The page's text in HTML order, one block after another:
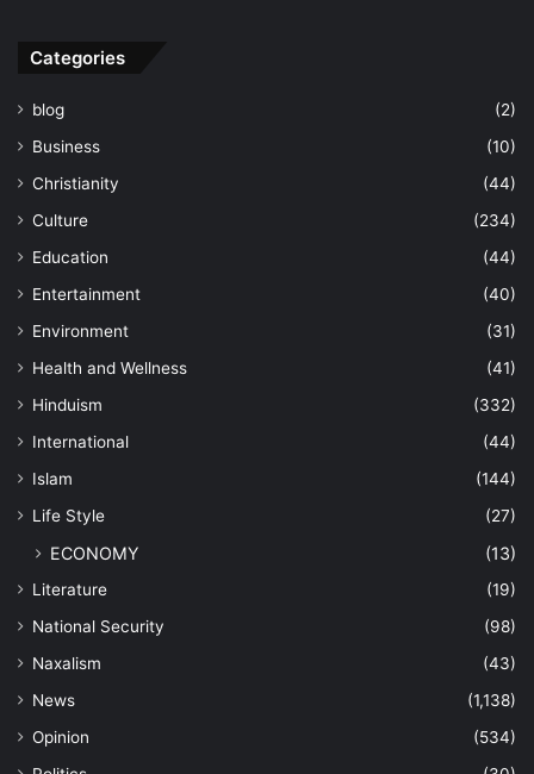
Categories
blog
(2)
Business
(10)
Christianity
(44)
Culture
(234)
Education
(44)
Entertainment
(40)
Environment
(31)
Health and Wellness
(41)
Hinduism
(332)
International
(44)
Islam
(144)
Life Style
(27)
ECONOMY (13)
Literature
(19)
National Security
(98)
Naxalism
(43)
News
(1,138)
Opinion
(534)